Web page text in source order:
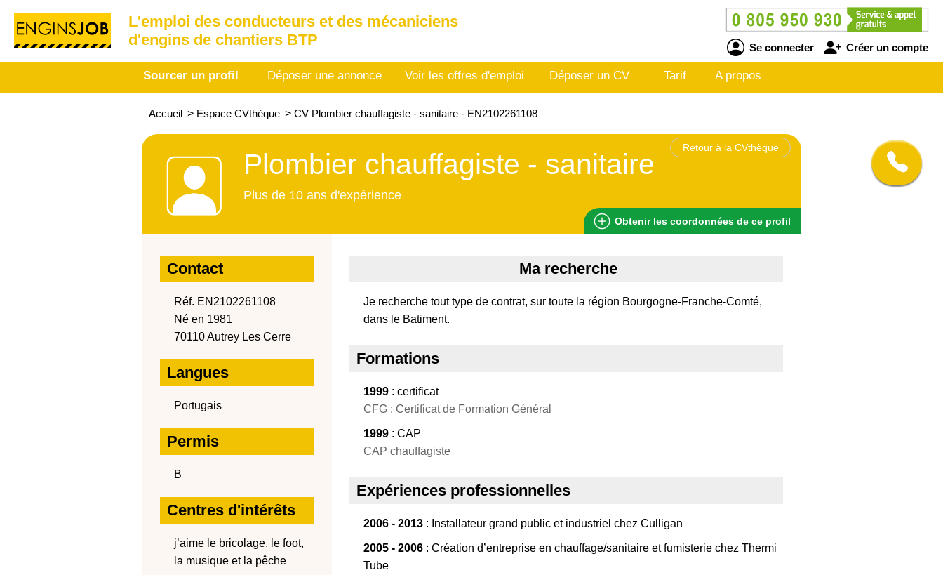
L'emploi des conducteurs et des mécaniciens
d'engins de chantiers BTP
Se connecter Créer un compte
Sourcer un profil Déposer une annonce Voir les offres d'emploi Déposer un CV Tarif A propos
Accueil > Espace CVthèque > CV Plombier chauffagiste - sanitaire - EN2102261108
Retour à la CVthèque
Plombier chauffagiste - sanitaire
Plus de 10 ans d'expérience
Obtenir les coordonnées de ce profil
Contact
Réf. EN2102261108
Né en 1981
70110 Autrey Les Cerre
Langues
Portugais
Permis
B
Centres d'intérêts
j’aime le bricolage, le foot,
la musique et la pêche
Ma recherche
Je recherche tout type de contrat, sur toute la région Bourgogne-Franche-Comté,
dans le Batiment.
Formations
1999 : certificat
CFG : Certificat de Formation Général
1999 : CAP
CAP chauffagiste
Expériences professionnelles
2006 - 2013 : Installateur grand public et industriel chez Culligan
2005 - 2006 : Création d’entreprise en chauffage/sanitaire et fumisterie chez Thermi
Tube